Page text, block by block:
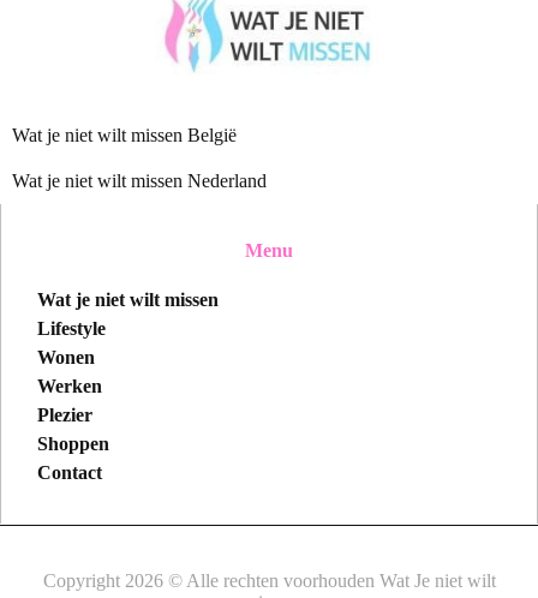
Wat je niet wilt missen België
Wat je niet wilt missen Nederland
Menu
Wat je niet wilt missen
Lifestyle
Wonen
Werken
Plezier
Shoppen
Contact
Copyright 2026 © Alle rechten voorhouden Wat Je niet wilt